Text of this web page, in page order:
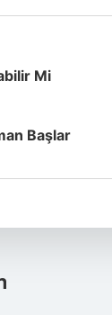
Mi
Başlar